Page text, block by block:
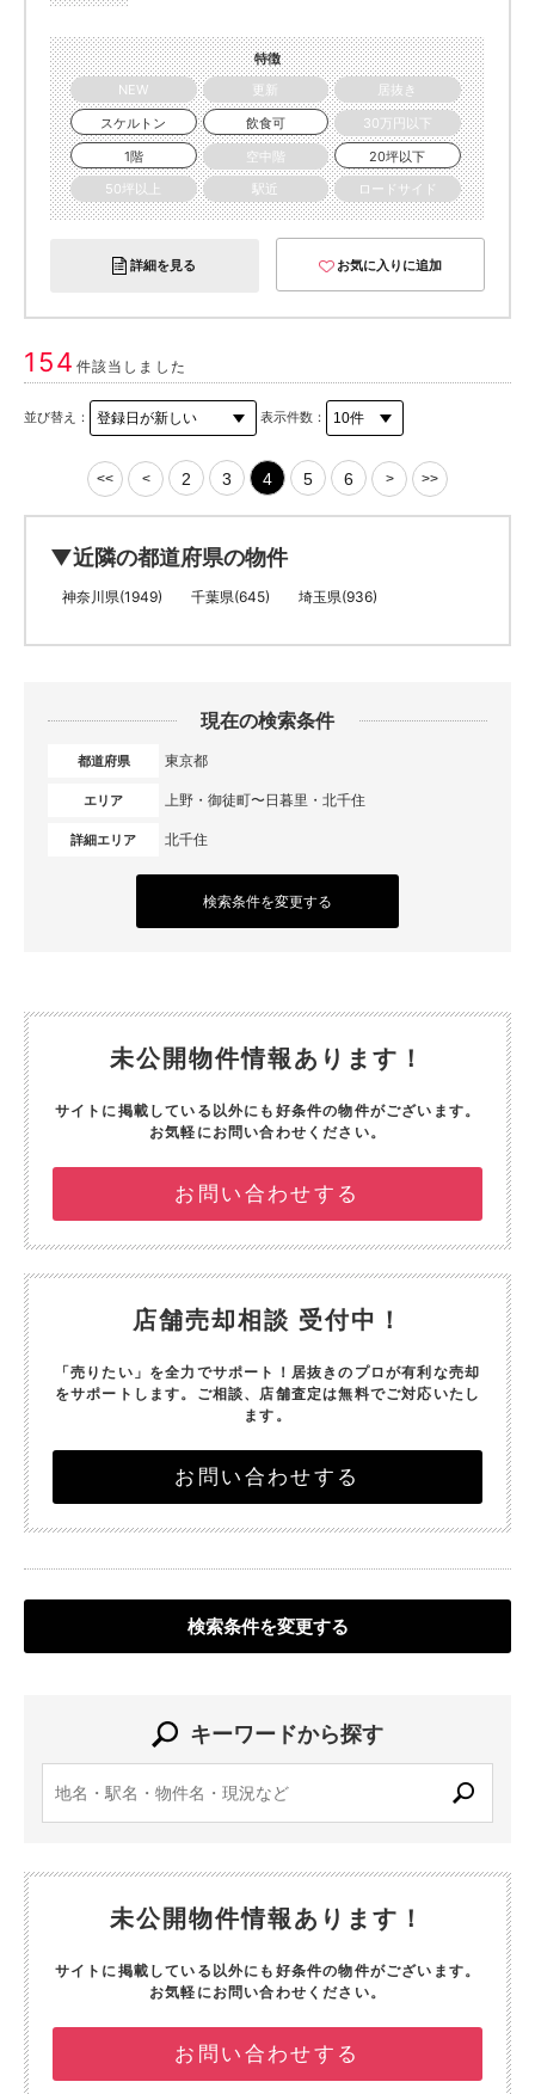
特徴
NEW
更新
居抜き
スケルトン
飲食可
30万円以下
1階
空中階
20坪以下
50坪以上
駅近 ロードサイド
詳細を見る お気に入りに追加
154 件該当しました
並び替え： 表示件数：
<< < 2 3 4 5 6 > >>
▼近隣の都道府県の物件
神奈川県(1949) 千葉県(645) 埼玉県(936)
現在の検索条件
都道府県 東京都
エリア 上野・御徒町〜日暮里・北千住
詳細エリア 北千住
検索条件を変更する
未公開物件情報あります！
サイトに掲載している以外にも好条件の物件がございます。
お気軽にお問い合わせください。
お問い合わせする
店舗売却相談 受付中！
「売りたい」を全力でサポート！ 居抜きのプロが有利な売却
をサポートします。 ご相談、店舗査定は無料でご対応いたし
ます。
お問い合わせする
検索条件を変更する
キーワードから探す
未公開物件情報あります！
サイトに掲載している以外にも好条件の物件がございます。
お気軽にお問い合わせください。
お問い合わせする